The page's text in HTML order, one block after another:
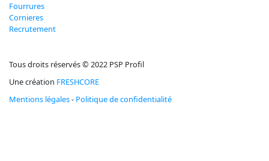
Fourrures
Cornieres
Recrutement
Tous droits réservés © 2022 PSP Profil
Une création FRESHCORE
Mentions légales- Politique de confidentialité